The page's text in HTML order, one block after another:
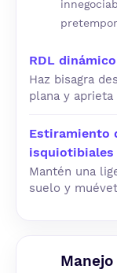
RDL
Haz bisagra
plana y
Estiramiento
isquiotibiales
Mantén una
suelo y